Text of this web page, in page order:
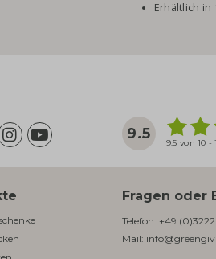
Erhältlich in
9.5
9.5 von 10
Fragen oder
Telefon: +49
Mail: